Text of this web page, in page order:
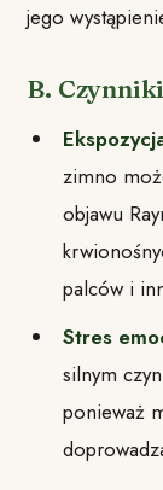
jego
B.
zimno
objawu
palców i
Stres
silnym
ponieważ